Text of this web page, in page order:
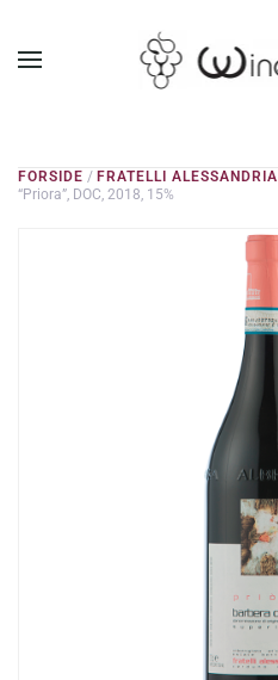
GÅ TIL HOVEDINDHOLD
FORSIDE / FRATELLI ALESSANDRIA
“Priora”, DOC, 2018, 15%